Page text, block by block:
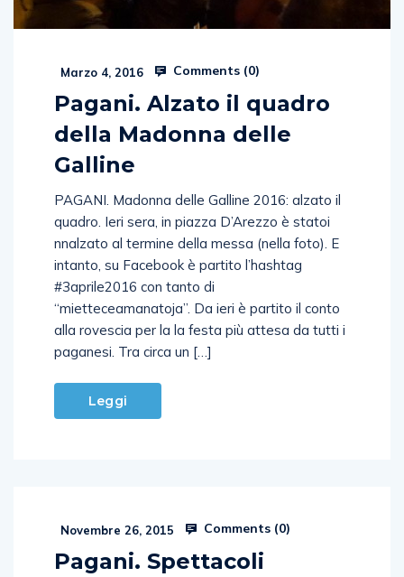
Marzo 4, 2016 Comments (0)
Pagani. Alzato il quadro
della Madonna delle
Galline
PAGANI. Madonna delle Galline 2016: alzato il
quadro. Ieri sera, in piazza D’Arezzo è statoi
nnalzato al termine della messa (nella foto). E
intanto, su Facebook è partito l’hashtag
#3aprile2016 con tanto di
“mietteceamanatoja”. Da ieri è partito il conto
alla rovescia per la la festa più attesa da tutti i
paganesi. Tra circa un […]
Leggi
Novembre 26, 2015 Comments (0)
Pagani. Spettacoli